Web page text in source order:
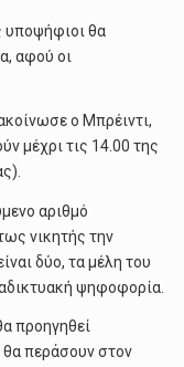
υποψήφιοι θα
αφού οι
ο Μπρέιντι,
μέχρι τις 14.00 της
αριθμό
νικητής την
δύο, τα μέλη του
ψηφοφορία.
προηγηθεί
περάσουν στον